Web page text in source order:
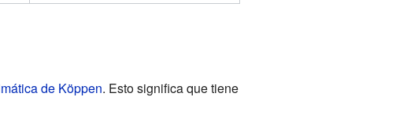
de Köppen. Esto significa que tiene